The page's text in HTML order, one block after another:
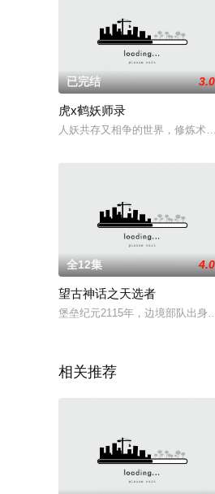
已完结 3.0
虎x鹤妖师录
人妖共存又相争的世界，修炼术
全12集 4.0
望古神话之天选者
堡垒纪元2115年，边境部队出身
相关推荐